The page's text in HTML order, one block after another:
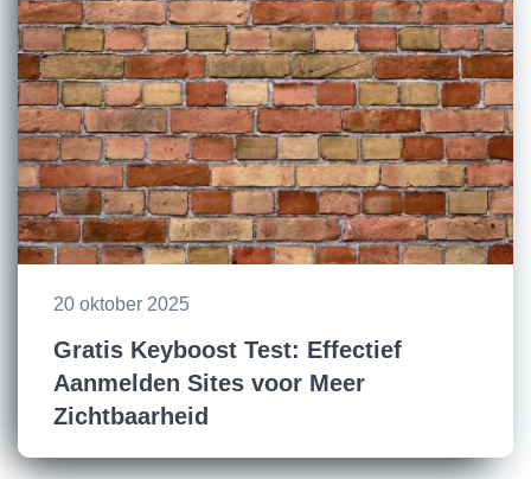
20 oktober 2025
Gratis Keyboost Test: Effectief
Aanmelden Sites voor Meer
Zichtbaarheid